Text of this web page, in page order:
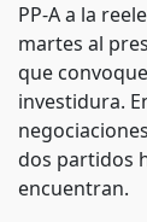
PP-A a la
martes al
que
investidura.
dos partidos
encuentran.